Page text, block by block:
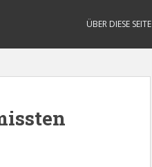
ÜBER DIESE SEITE